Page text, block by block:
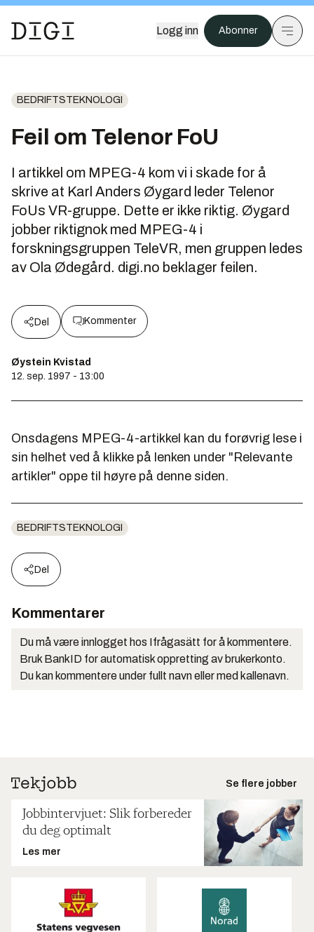
Logg inn Abonner
BEDRIFTSTEKNOLOGI
Feil om Telenor FoU
I artikkel om MPEG-4 kom vi i skade for å
skrive at Karl Anders Øygard leder Telenor
FoUs VR-gruppe. Dette er ikke riktig. Øygard
jobber riktignok med MPEG-4 i
forskningsgruppen TeleVR, men gruppen ledes
av Ola Ødegård. digi.no beklager feilen.
Del Kommenter
Øystein Kvistad
12. sep. 1997 - 13:00
Onsdagens MPEG-4-artikkel kan du forøvrig lese i
sin helhet ved å klikke på lenken under "Relevante
artikler" oppe til høyre på denne siden.
BEDRIFTSTEKNOLOGI
Del
Kommentarer
Du må være innlogget hos Ifrågasätt for å kommentere.
Bruk BankID for automatisk oppretting av brukerkonto.
Du kan kommentere under fullt navn eller med kallenavn.
Se flere jobber
Jobbintervjuet: Slik forbereder
du deg optimalt
Les mer